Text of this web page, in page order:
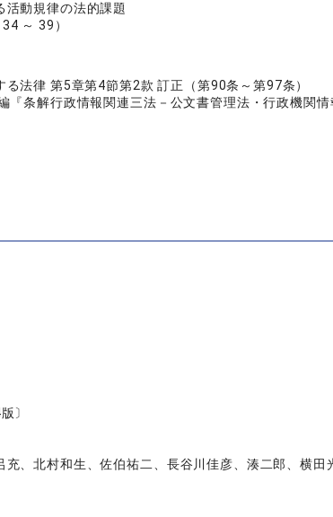
活動規律の法的課題
～ 39）
る法律 第5章第4節第2款 訂正（第90条～第97条）
『条解行政情報関連三法－公文書管理法・行政機関
〕
充、北村和生、佐伯祐二、長谷川佳彦、湊二郎、横田